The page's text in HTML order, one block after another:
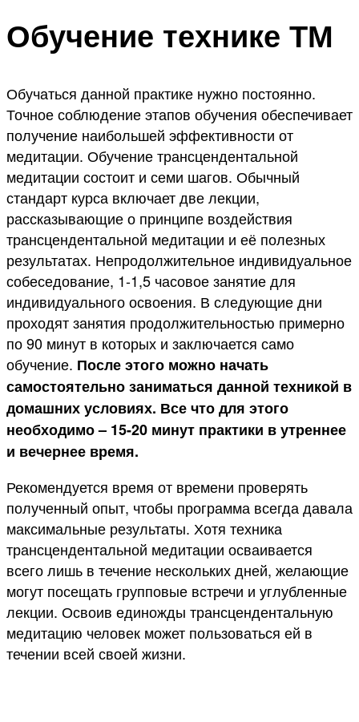
Обучение технике ТМ
Обучаться данной практике нужно постоянно.
Точное соблюдение этапов обучения обеспечивает
получение наибольшей эффективности от
медитации. Обучение трансцендентальной
медитации состоит и семи шагов. Обычный
стандарт курса включает две лекции,
рассказывающие о принципе воздействия
трансцендентальной медитации и её полезных
результатах. Непродолжительное индивидуальное
собеседование, 1-1,5 часовое занятие для
индивидуального освоения. В следующие дни
проходят занятия продолжительностью примерно
по 90 минут в которых и заключается само
обучение. После этого можно начать
самостоятельно заниматься данной техникой в
домашних условиях. Все что для этого
необходимо – 15-20 минут практики в утреннее
и вечернее время.
Рекомендуется время от времени проверять
полученный опыт, чтобы программа всегда давала
максимальные результаты. Хотя техника
трансцендентальной медитации осваивается
всего лишь в течение нескольких дней, желающие
могут посещать групповые встречи и углубленные
лекции. Освоив единожды трансцендентальную
медитацию человек может пользоваться ей в
течении всей своей жизни.